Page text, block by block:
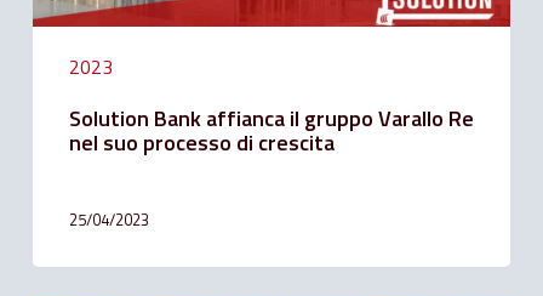
2023
Solution Bank affianca il gruppo Varallo Re
nel suo processo di crescita
25/04/2023